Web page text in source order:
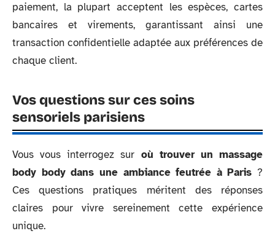
paiement, la plupart acceptent les espèces, cartes
bancaires et virements, garantissant ainsi une
transaction confidentielle adaptée aux préférences de
chaque client.
Vos questions sur ces soins
sensoriels parisiens
Vous vous interrogez sur où trouver un massage
body body dans une ambiance feutrée à Paris ?
Ces questions pratiques méritent des réponses
claires pour vivre sereinement cette expérience
unique.